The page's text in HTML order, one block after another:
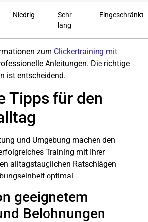
Niedrig
Sehr
lang
Eingeschränkt
zum Clickertraining mit
Anleitungen. Die richtige
ist entscheidend.
Tipps für den
und Umgebung machen den
Training mit Ihrer
alltagstauglichen Ratschlägen
optimal.
geeignetem
Belohnungen